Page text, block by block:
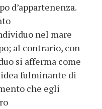
d’appartenenza.
nel mare
al contrario, con
si afferma come
fulminante di
che egli